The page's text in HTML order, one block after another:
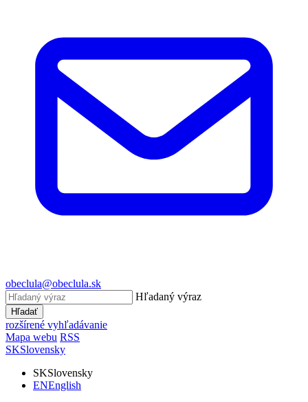
obeclula@obeclula.sk
Hľadaný výraz
Hľadať
rozšírené vyhľadávanie
Mapa webu RSS
SKSlovensky
SKSlovensky
ENEnglish